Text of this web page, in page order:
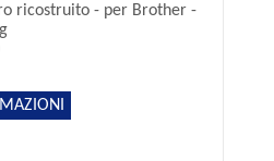
ricostruito - per Brother -